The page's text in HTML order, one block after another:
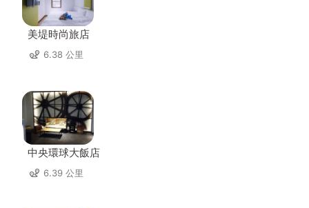
美堤時尚旅店
6.38 公里
中央環球大飯店
6.39 公里